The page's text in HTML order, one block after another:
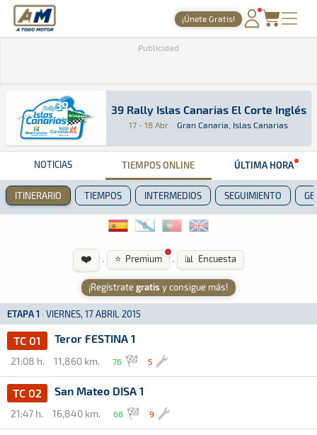
A Todo Motor · Revista del motor desde 1999
¡Únete Gratis!
NOTICIAS
AGENDA
GALERÍAS
TIENDA
ARCHIVO
Publicidad
39 Rally Islas Canarias El Corte Inglés
39 Rally Islas Canarias El Corte Inglés
17 - 18 Abr · Gran Canaria, Islas Canarias
Rally · 39 Rally Islas Canarias El Corte
Gran Canaria, Islas CanariasGran Canaria,
NOTICIAS TIEMPOS ONLINE ÚLTIMA HORA
ITINERARIO TIEMPOS INTERMEDIOS SEGUIMIENTO
❤️ · ⭐ Premium · 📊 Encuesta
¡Regístrategratis y consigue más!
ETAPA 1 · VIERNES, 17 ABRIL 2015
TC 01 Teror FESTINA 1
21:08 h. 11,860 km. 76 5
TC 02 San Mateo DISA 1
21:47 h. 16,840 km. 66 9